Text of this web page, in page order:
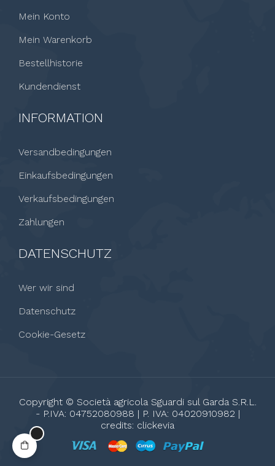
Mein Konto
Mein Warenkorb
Bestellhistorie
Kundendienst
INFORMATION
Versandbedingungen
Einkaufsbedingungen
Verkaufsbedingungen
Zahlungen
DATENSCHUTZ
Wer wir sind
Datenschutz
Cookie-Gesetz
Copyright © Società agricola Sguardi sul Garda S.R.L.
- P.IVA: 04752080988 | P. IVA: 04020910982 |
credits: clickevia